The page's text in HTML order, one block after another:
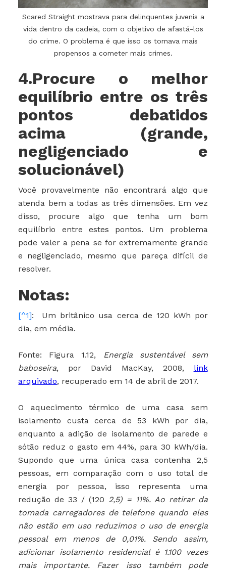
Scared Straight mostrava para delinquentes juvenis a
vida dentro da cadeia, com o objetivo de afastá-los
do crime. O problema é que isso os tornava mais
propensos a cometer mais crimes.
4.Procure o melhor
equilíbrio entre os três
pontos debatidos
acima (grande,
negligenciado e
solucionável)
Você provavelmente não encontrará algo que
atenda bem a todas as três dimensões. Em vez
disso, procure algo que tenha um bom
equilíbrio entre estes pontos. Um problema
pode valer a pena se for extremamente grande
e negligenciado, mesmo que pareça difícil de
resolver.
Notas:
[^1]: Um britânico usa cerca de 120 kWh por
dia, em média.
Fonte: Figura 1.12, Energia sustentável sem
baboseira, por David MacKay, 2008, link
arquivado, recuperado em 14 de abril de 2017.
O aquecimento térmico de uma casa sem
isolamento custa cerca de 53 kWh por dia,
enquanto a adição de isolamento de parede e
sótão reduz o gasto em 44%, para 30 kWh/dia.
Supondo que uma única casa contenha 2,5
pessoas, em comparação com o uso total de
energia por pessoa, isso representa uma
redução de 33 / (120 2,5) = 11%. Ao retirar da
tomada carregadores de telefone quando eles
não estão em uso reduzimos o uso de energia
pessoal em menos de 0,01%. Sendo assim,
adicionar isolamento residencial é 1.100 vezes
mais importante. Fazer isso também pode